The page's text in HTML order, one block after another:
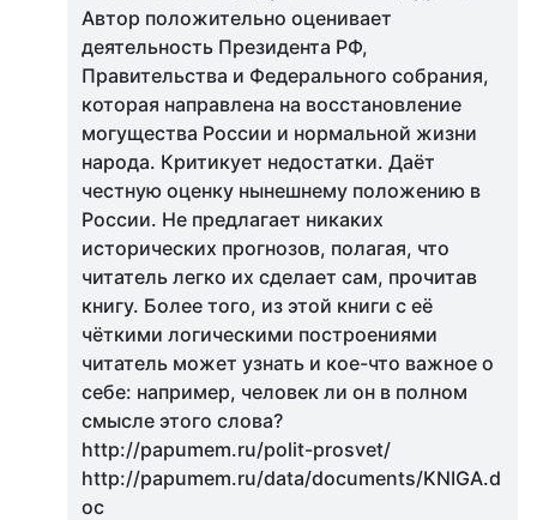
Автор положительно оценивает
деятельность Президента РФ,
Правительства и Федерального собрания,
которая направлена на восстановление
могущества России и нормальной жизни
народа. Критикует недостатки. Даёт
честную оценку нынешнему положению в
России. Не предлагает никаких
исторических прогнозов, полагая, что
читатель легко их сделает сам, прочитав
книгу. Более того, из этой книги с её
чёткими логическими построениями
читатель может узнать и кое-что важное о
себе: например, человек ли он в полном
смысле этого слова?
http://papumem.ru/polit-prosvet/
http://papumem.ru/data/documents/KNIGA.d
oc